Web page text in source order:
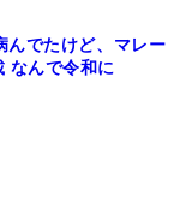
んでたけど、マレー
なんで令和に